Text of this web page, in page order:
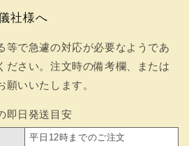
社様へ
等で急遽の対応が必要なようであ
ださい。注文時の備考欄、または
いいたします。
即日発送目安
平日12時までのご注文